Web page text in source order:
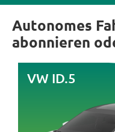
Autonomes
abonnieren
VW ID.5